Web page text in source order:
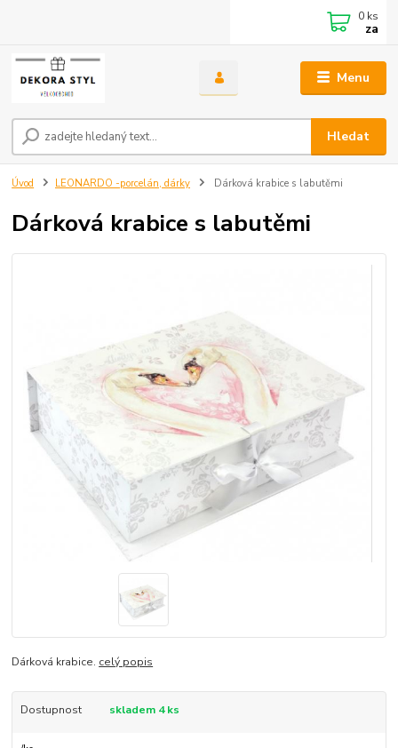
Menu
Hledat
0 ks
za
Úvod LEONARDO -porcelán, dárky Dárková krabice s labutěmi
Dárková krabice s labutěmi
Dárková krabice. celý popis
Dostupnost skladem 4 ks